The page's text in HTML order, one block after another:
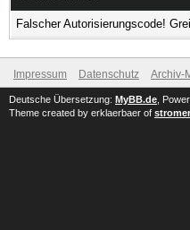
Falscher Autorisierungscode!
Impressum Datenschutz Archiv-
Deutsche Übersetzung: MyBB.de ,
Theme created by erklaerbaer of